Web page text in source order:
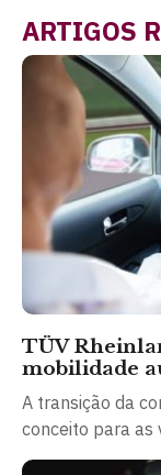
ARTIGOS
TÜV
mobilidade
A transição da
conceito para as